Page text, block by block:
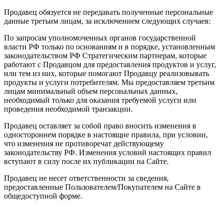
Продавец обязуется не передавать полученные персональные
данные третьим лицам, за исключением следующих случаев:
По запросам уполномоченных органов государственной
власти РФ только по основаниям и в порядке, установленным
законодательством РФ Стратегическим партнерам, которые
работают с Продавцом для предоставления продуктов и услуг,
или тем из них, которые помогают Продавцу реализовывать
продукты и услуги потребителям. Мы предоставляем третьим
лицам минимальный объем персональных данных,
необходимый только для оказания требуемой услуги или
проведения необходимой транзакции.
Продавец оставляет за собой право вносить изменения в
одностороннем порядке в настоящие правила, при условии,
что изменения не противоречат действующему
законодательству РФ. Изменения условий настоящих правил
вступают в силу после их публикации на Сайте.
Продавец не несет ответственности за сведения,
предоставленные Пользователем/Покупателем на Сайте в
общедоступной форме.